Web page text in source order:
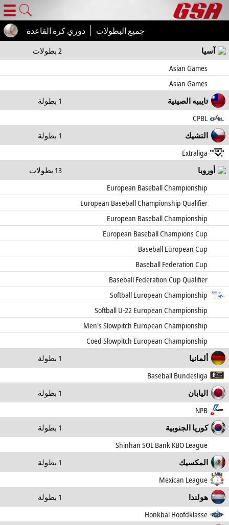
☰
دوري كرة القاعدة جميع البطولات
آسيا
2 بطولات
Asian Games
Asian Games
تايبيه الصينية
1 بطولة
CPBL
التشيك
1 بطولة
Extraliga
أوروبا
13 بطولات
European Baseball Championship
European Baseball Championship Qualifier
European Baseball Championship
European Baseball Champions Cup
Baseball European Cup
Baseball Federation Cup
Baseball Federation Cup Qualifier
Softball European Championship
Softball U-22 European Championship
Men's Slowpitch European Championship
Coed Slowpitch European Championship
ألمانيا
1 بطولة
Baseball Bundesliga
اليابان
1 بطولة
NPB
كوريا الجنوبية
1 بطولة
Shinhan SOL Bank KBO League
المكسيك
1 بطولة
Mexican League
هولندا
1 بطولة
Honkbal Hoofdklasse